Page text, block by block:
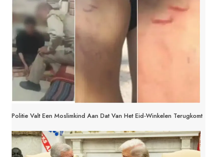
Politie Valt Een Moslimkind Aan Dat Van Het Eid-Winkelen Terugkomt